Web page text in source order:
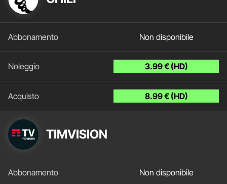
Non disponibile
3.99 € (HD)
8.99 € (HD)
TIMVISION
Non disponibile